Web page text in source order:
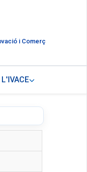
i Comerç